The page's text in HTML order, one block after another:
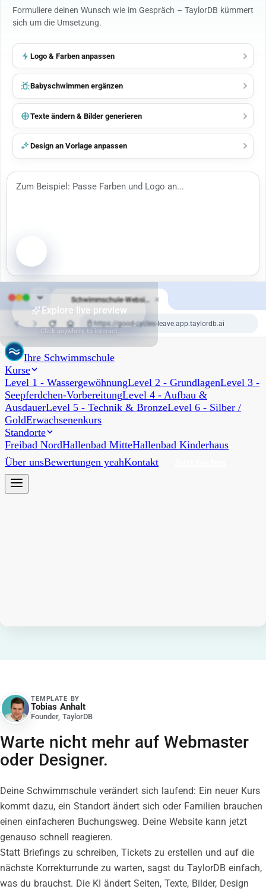
Formuliere deinen Wunsch wie im Gespräch – TaylorDB kümmert
sich um die Umsetzung.
Logo & Farben anpassen
Babyschwimmen ergänzen
Texte ändern & Bilder generieren
Design an Vorlage anpassen
Schwimmschule-Website
https://good-cycles-leave.app.taylordb.ai
Explore live preview
Click anywhere to interact
TA
TEMPLATE BY
Tobias Anhalt
Founder, TaylorDB
Warte nicht mehr auf Webmaster
oder Designer.
Deine Schwimmschule verändert sich laufend: Ein neuer Kurs
kommt dazu, ein Standort ändert sich oder Familien brauchen
einen einfacheren Buchungsweg. Deine Website kann jetzt
genauso schnell reagieren.
Statt Briefings zu schreiben, Tickets zu erstellen und auf die
nächste Korrekturrunde zu warten, sagst du TaylorDB einfach,
was du brauchst. Die KI ändert Seiten, Texte, Bilder, Design